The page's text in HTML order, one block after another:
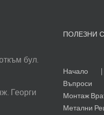
формирането
интериора
и
вашия
бул.
Георги
ПОЛЕЗНИ
Начало
Въпроси
Монтаж
Метални